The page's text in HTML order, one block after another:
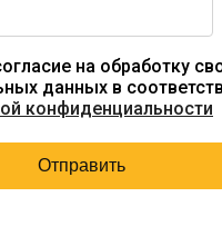
на обработку
данных в
конфиденциальности